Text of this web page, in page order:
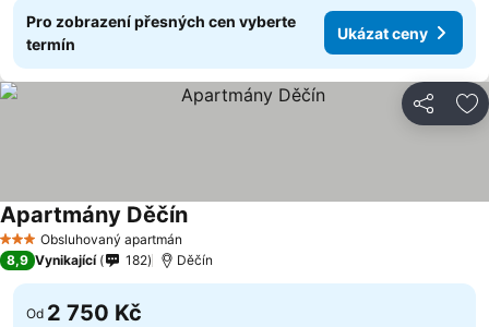
Pro zobrazení přesných cen vyberte
termín
Ukázat ceny
Sdílet
3 Počet hvězdiček
Obsluhovaný apartmán
Apartmány DěčínUkázat ceny
8,9 Vynikající 182 Děčín
Od 2 750 Kč